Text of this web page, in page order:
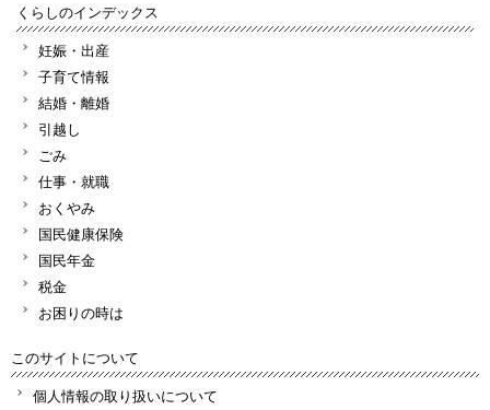
くらしのインデックス
妊娠・出産
子育て情報
結婚・離婚
引越し
ごみ
仕事・就職
おくやみ
国民健康保険
国民年金
税金
お困りの時は
このサイトについて
個人情報の取り扱いについて